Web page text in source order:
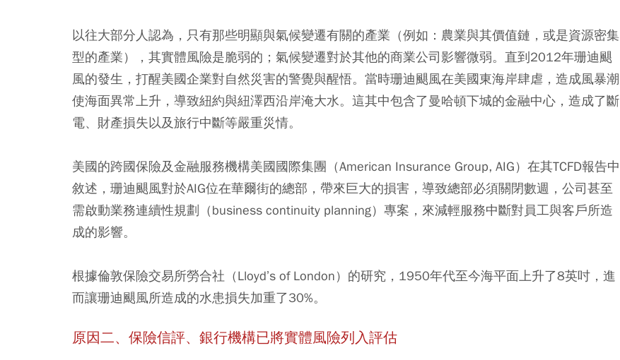
以往大部分人認為，只有那些明顯與氣候變遷有關的產業（例如：農業與其價值鏈，或是資源密集
型的產業），其實體風險是脆弱的；氣候變遷對於其他的商業公司影響微弱。直到2012年珊迪颶
風的發生，打醒美國企業對自然災害的警覺與醒悟。當時珊迪颶風在美國東海岸肆虐，造成風暴潮
使海面異常上升，導致紐約與紐澤西沿岸淹大水。這其中包含了曼哈頓下城的金融中心，造成了斷
電、財產損失以及旅行中斷等嚴重災情。
美國的跨國保險及金融服務機構美國國際集團（American Insurance Group, AIG）在其TCFD報告中
敘述，珊迪颶風對於AIG位在華爾街的總部，帶來巨大的損害，導致總部必須關閉數週，公司甚至
需啟動業務連續性規劃（business continuity planning）專案，來減輕服務中斷對員工與客戶所造
成的影響。
根據倫敦保險交易所勞合社（Lloyd’s of London）的研究，1950年代至今海平面上升了8英吋，進
而讓珊迪颶風所造成的水患損失加重了30%。
原因二、保險信評、銀行機構已將實體風險列入評估